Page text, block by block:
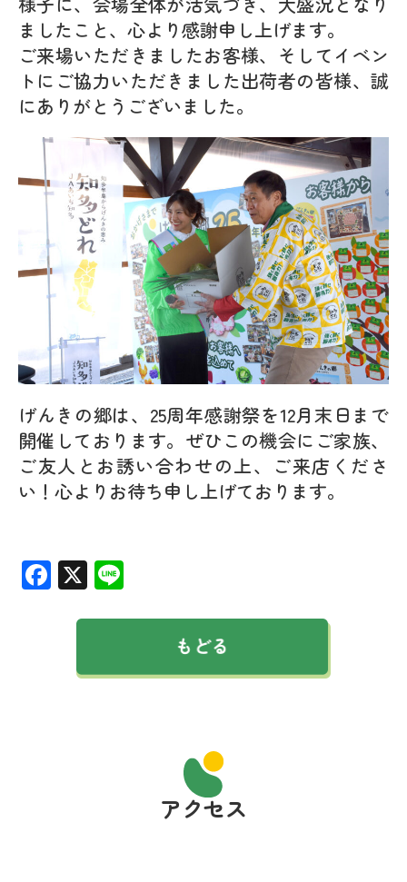
ましたこと、心より感謝申し上げます。
ご来場いただきましたお客様、そしてイベン
トにご協力いただきました出荷者の皆様、誠
にありがとうございました。
げんきの郷は、25周年感謝祭を12月末日まで
開催しております。ぜひこの機会にご家族、
ご友人とお誘い合わせの上、ご来店くださ
い！心よりお待ち申し上げております。
Facebook
X
アクセス